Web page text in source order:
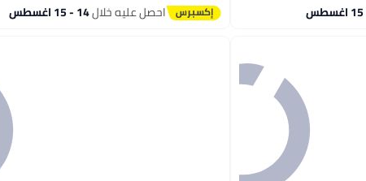
احصل عليه خلال14 - 15 اغسطس